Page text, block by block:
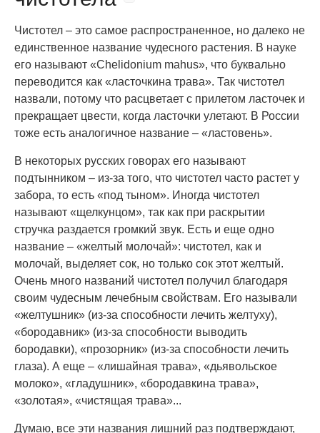
Чистотел – это самое распространенное, но далеко не
единственное название чудесного растения. В науке
его называют «Chelidonium mahus», что буквально
переводится как «ласточкина трава». Так чистотел
назвали, потому что расцветает с прилетом ласточек и
прекращает цвести, когда ласточки улетают. В России
тоже есть аналогичное название – «ластовень».
В некоторых русских говорах его называют
подтынником – из-за того, что чистотел часто растет у
забора, то есть «под тыном». Иногда чистотел
называют «щелкунцом», так как при раскрытии
стручка раздается громкий звук. Есть и еще одно
название – «желтый молочай»: чистотел, как и
молочай, выделяет сок, но только сок этот желтый.
Очень много названий чистотел получил благодаря
своим чудесным лечебным свойствам. Его называли
«желтушник» (из-за способности лечить желтуху),
«бородавник» (из-за способности выводить
бородавки), «прозорник» (из-за способности лечить
глаза). А еще – «лишайная трава», «дьявольское
молоко», «гладушник», «бородавкина трава»,
«золотая», «чистящая трава»...
Думаю, все эти названия лишний раз подтверждают,